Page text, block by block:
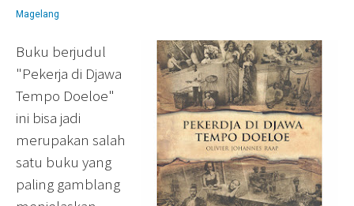
Magelang
Buku berjudul
"Pekerja di Djawa
Tempo Doeloe"
ini bisa jadi
merupakan salah
satu buku yang
paling gamblang